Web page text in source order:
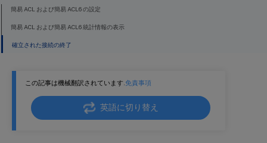
この記事は機械翻訳されています.免責事項
英語に切り替え
簡易 ACL および簡易 ACL6 の設定
簡易 ACL および簡易 ACL6 統計情報の表示
確立された接続の終了